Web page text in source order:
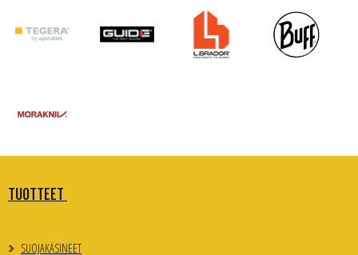
TUOTTEET
SUOJAKÄSINEET